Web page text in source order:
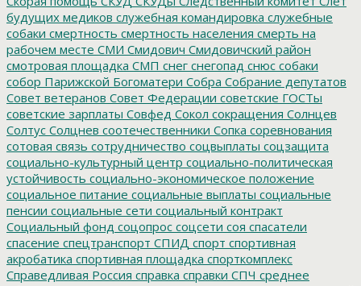
будущих медиков служебная командировка служебные
собаки смертность смертность населения смерть на
рабочем месте СМИ Смидович Смидовичский район
смотровая площадка СМП снег снегопад снюс собаки
собор Парижской Богоматери Собра Собрание депутатов
Совет ветеранов Совет Федерации советские ГОСТы
советские зарплаты Совфед Сокол сокращения Солнцев
Солтус Солцнев соотечественники Сопка соревнования
сотовая связь сотрудничество соцвыплаты соцзащита
социально-культурный центр социально-политическая
устойчивость социально-экономическое положение
социальное питание социальные выплаты социальные
пенсии социальные сети социальный контракт
Социальный фонд соцопрос соцсети соя спасатели
спасение спецтранспорт СПИД спорт спортивная
акробатика спортивная площадка спорткомплекс
Справедливая Россия справка справки СПЧ среднее